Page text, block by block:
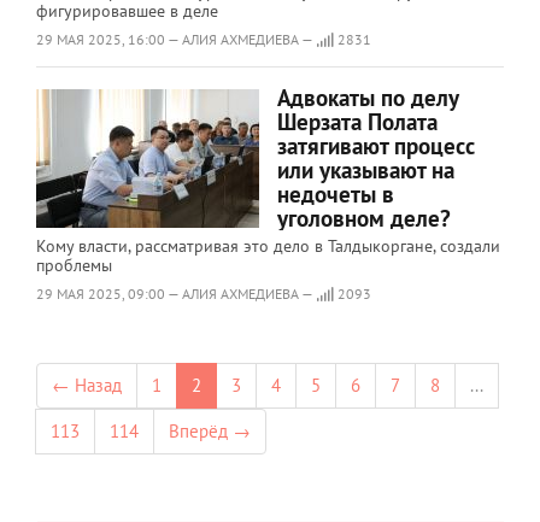
фигурировавшее в деле
29 МАЯ 2025, 16:00 — АЛИЯ АХМЕДИЕВА — 2831
Адвокаты по делу
Шерзата Полата
затягивают процесс
или указывают на
недочеты в
уголовном деле?
Кому власти, рассматривая это дело в Талдыкоргане, создали
проблемы
29 МАЯ 2025, 09:00 — АЛИЯ АХМЕДИЕВА — 2093
← Назад 1 2 3 4 5 6 7 8
...
113
114 Вперёд →